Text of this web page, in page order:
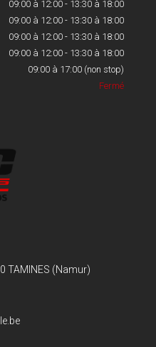
09:00 à 12:00 - 13:30 à 18:00
09:00 à 12:00 - 13:30 à 18:00
09:00 à 12:00 - 13:30 à 18:00
09:00 à 12:00 - 13:30 à 18:00
09:00 à 17:00 (non stop)
Fermé
TAMINES (Namur)